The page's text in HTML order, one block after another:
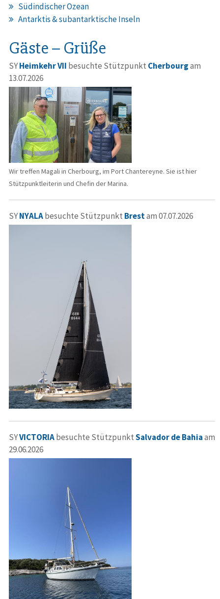
Südindischer Ozean
Antarktis & subantarktische Inseln
Gäste – Grüße
SYHeimkehr VII besuchte Stützpunkt Cherbourgam
13.07.2026
Wir treffen Magali in Cherbourg, im Port Chantereyne. Sie ist hier
Stützpunktleiterin und Chefin der Marina.
SYNYALAbesuchte Stützpunkt Brestam 07.07.2026
SYVICTORIAbesuchte StützpunktSalvador de Bahiaam
29.06.2026